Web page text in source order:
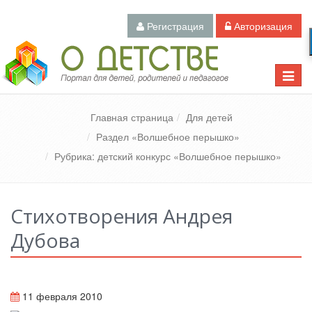
Регистрация Авторизация
Toggle
Педагогический портал «О детстве»
Главная страница
Для детей
Раздел «Волшебное перышко»
Рубрика: детский конкурс «Волшебное перышко»
Стихотворения Андрея
Дубова
11 февраля 2010